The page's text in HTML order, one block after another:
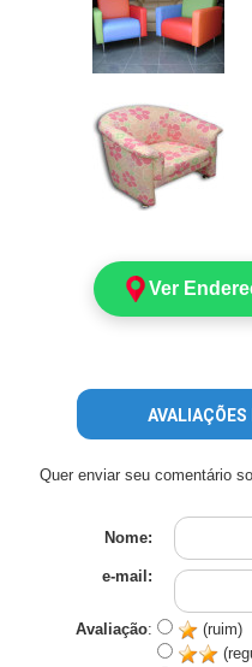
Ver
Quer enviar seu comentário
Nome:
e-mail:
Avaliação:
(ruim)